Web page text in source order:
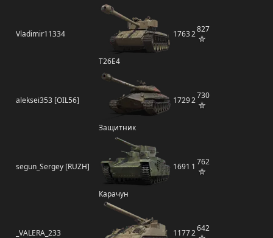
Vladimir11334
T26E4
17632827
aleksei353 [OIL56]
Защитник
17292730
segun_Sergey [RUZH]
Карачун
1691 1 762
_VALERA_233 11772642